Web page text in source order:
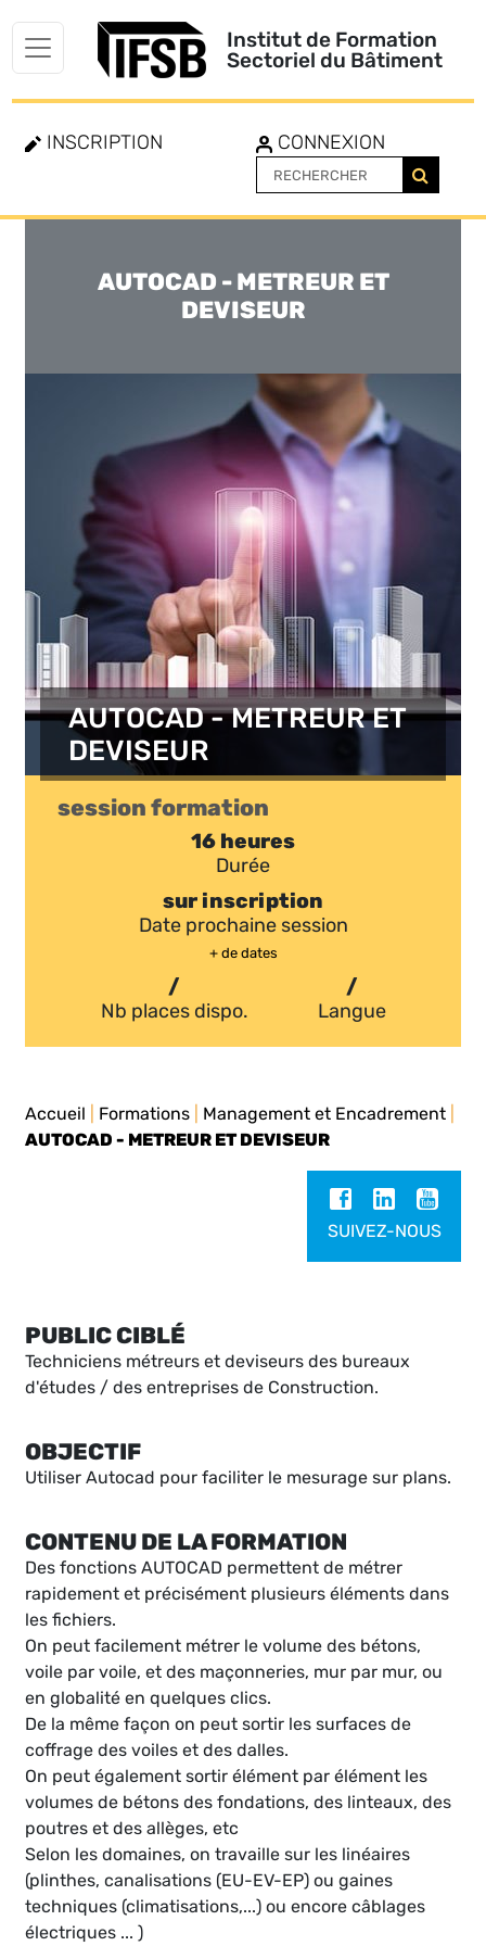
Institut de Formation
Sectoriel du Bâtiment
INSCRIPTION CONNEXION
ToggleAUTOCAD - METREUR ET
DEVISEUR
AUTOCAD - METREUR ET
DEVISEUR
session formation
16 heures
Durée
sur inscription
Date prochaine session
+ de dates
/
Nb places dispo.
/
Langue
Accueil Formations Management et Encadrement
AUTOCAD - METREUR ET DEVISEUR
SUIVEZ-NOUS
PUBLIC CIBLÉ
Techniciens métreurs et deviseurs des bureaux
d'études / des entreprises de Construction.
OBJECTIF
Utiliser Autocad pour faciliter le mesurage sur plans.
CONTENU DE LA FORMATION
Des fonctions AUTOCAD permettent de métrer
rapidement et précisément plusieurs éléments dans
les fichiers.
On peut facilement métrer le volume des bétons,
voile par voile, et des maçonneries, mur par mur, ou
en globalité en quelques clics.
De la même façon on peut sortir les surfaces de
coffrage des voiles et des dalles.
On peut également sortir élément par élément les
volumes de bétons des fondations, des linteaux, des
poutres et des allèges, etc
Selon les domaines, on travaille sur les linéaires
(plinthes, canalisations (EU-EV-EP) ou gaines
techniques (climatisations,...) ou encore câblages
électriques ... )